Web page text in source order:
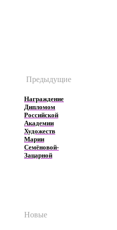
Предыдущие
Награждение
Дипломом
Российской
Академии
Художеств
Марии
Семёновой-
Зацарной
Новые